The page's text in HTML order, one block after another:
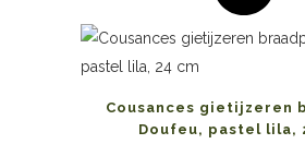
Cousances gietijzeren
Doufeu, pastel lila,